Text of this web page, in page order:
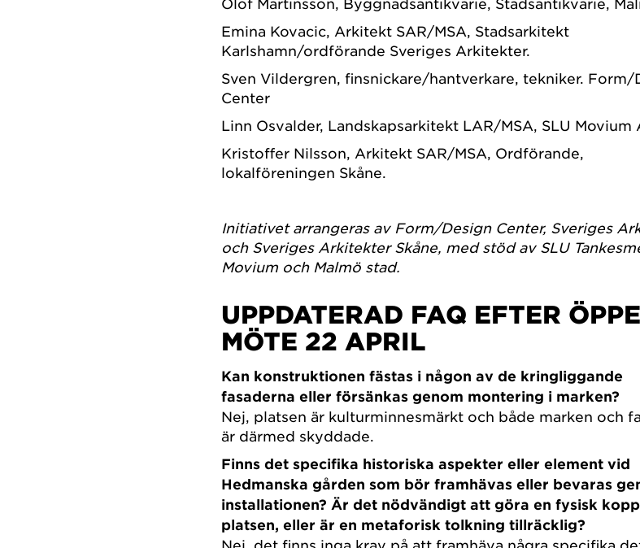
Olof Martinsson, Byggnadsantikvarie, Stadsantikvarie,
Emina Kovacic, Arkitekt SAR/MSA, Stadsarkitekt
Karlshamn/ordförande Sveriges Arkitekter.
Sven Vildergren, finsnickare/hantverkare, tekniker. Form/
Center
Linn Osvalder, Landskapsarkitekt LAR/MSA, SLU Movium
Kristoffer Nilsson, Arkitekt SAR/MSA, Ordförande,
lokalföreningen Skåne.
Initiativet arrangeras av Form/Design Center, Sveriges
och Sveriges Arkitekter Skåne, med stöd av SLU
Movium och Malmö stad.
UPPDATERAD FAQ EFTER
MÖTE 22 APRIL
Kan konstruktionen fästas i någon av de kringliggande
fasaderna eller försänkas genom montering i marken?
Nej, platsen är kulturminnesmärkt och både marken och
är därmed skyddade.
Finns det specifika historiska aspekter eller element vid
Hedmanska gården som bör framhävas eller bevaras
installationen? Är det nödvändigt att göra en fysisk
platsen, eller är en metaforisk tolkning tillräcklig?
Nej, det finns inga krav på att framhäva några specifika